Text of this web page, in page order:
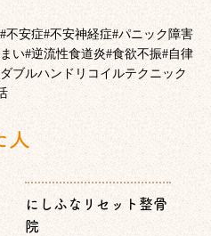
#不安症#不安神経症#パニック障害
い#逆流性食道炎#食欲不振#自律
ダブルハンドリコイルテクニック
人
にしふなリセット整骨
院